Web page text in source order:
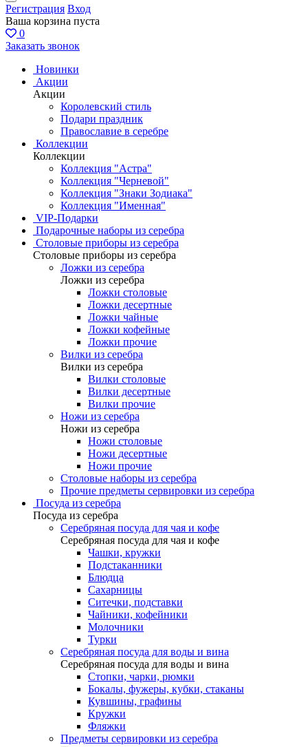
Регистрация Вход
Ваша корзина пуста
0
Заказать звонок
Новинки
Акции
Акции
Королевский стиль
Подари праздник
Православие в серебре
Коллекции
Коллекции
Коллекция "Астра"
Коллекция "Черневой"
Коллекция "Знаки Зодиака"
Коллекция "Именная"
VIP-Подарки
Подарочные наборы из серебра
Столовые приборы из серебра
Столовые приборы из серебра
Ложки из серебра
Ложки из серебра
Ложки столовые
Ложки десертные
Ложки чайные
Ложки кофейные
Ложки прочие
Вилки из серебра
Вилки из серебра
Вилки столовые
Вилки десертные
Вилки прочие
Ножи из серебра
Ножи из серебра
Ножи столовые
Ножи десертные
Ножи прочие
Столовые наборы из серебра
Прочие предметы сервировки из серебра
Посуда из серебра
Посуда из серебра
Серебряная посуда для чая и кофе
Серебряная посуда для чая и кофе
Чашки, кружки
Подстаканники
Блюдца
Сахарницы
Ситечки, подставки
Чайники, кофейники
Молочники
Турки
Серебряная посуда для воды и вина
Серебряная посуда для воды и вина
Стопки, чарки, рюмки
Бокалы, фужеры, кубки, стаканы
Кувшины, графины
Кружки
Фляжки
Предметы сервировки из серебра